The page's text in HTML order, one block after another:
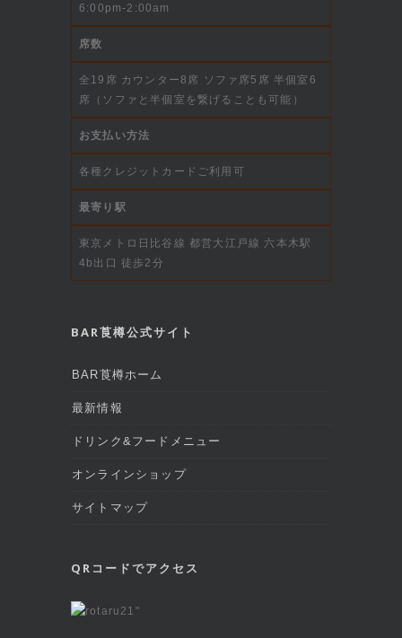
6:00pm-2:00am
席数
全19席 カウンター8席 ソファ席5席 半個室6
席（ソファと半個室を繋げることも可能）
お支払い方法
各種クレジットカードご利用可
最寄り駅
東京メトロ日比谷線 都営大江戸線 六本木駅
4b出口 徒歩2分
BAR莨樽公式サイト
BAR莨樽ホーム
最新情報
ドリンク&フードメニュー
オンラインショップ
サイトマップ
QRコードでアクセス